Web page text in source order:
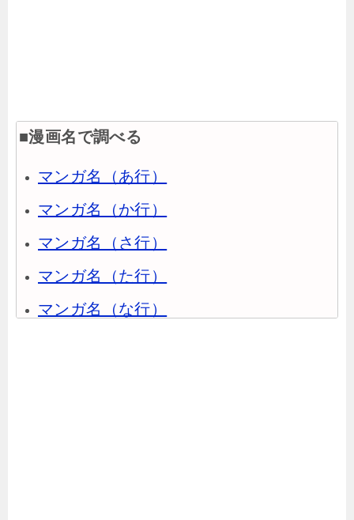
■漫画名で調べる
マンガ名（あ行）
マンガ名（か行）
マンガ名（さ行）
マンガ名（た行）
マンガ名（な行）